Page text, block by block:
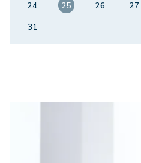
24
25 26 27
31